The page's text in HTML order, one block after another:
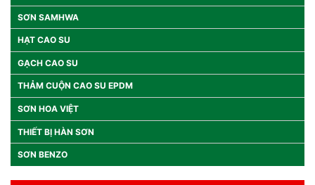
SƠN SAMHWA
HẠT CAO SU
GẠCH CAO SU
THẢM CUỘN CAO SU EPDM
SƠN HOA VIỆT
THIẾT BỊ HÀN SƠN
SƠN BENZO